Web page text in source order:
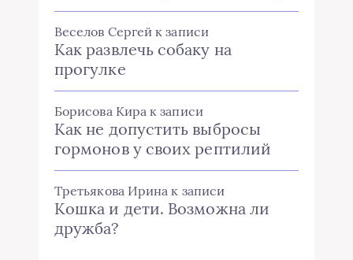
Веселов Сергей к записи
Как развлечь собаку на
прогулке
Борисова Кира к записи
Как не допустить выбросы
гормонов у своих рептилий
Третьякова Ирина к записи
Кошка и дети. Возможна ли
дружба?